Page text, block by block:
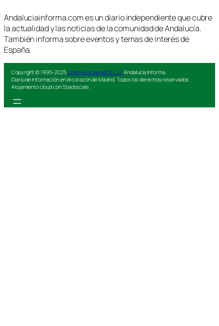
Andaluciainforma.com es un diario independiente que cubre
la actualidad y las noticias de la comunidad de Andalucía.
También informa sobre eventos y temas de interés de
España.
Copyright © 1995-2025Colorvivo Internet S.L.U. Andalucía Informa.
Diario de información en el corazón de Madrid. Todos los derechos reservados.
Alojamiento cloud con Stackscale.